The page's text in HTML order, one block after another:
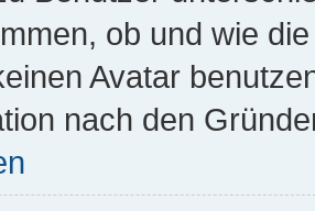
ob und wie
Avatar
nach den